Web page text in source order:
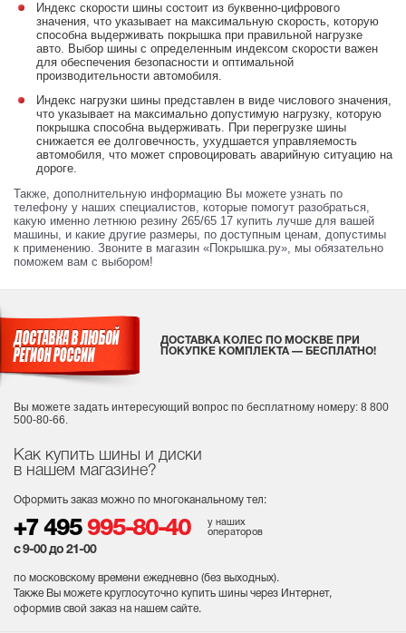
Индекс скорости шины состоит из буквенно-цифрового
значения, что указывает на максимальную скорость, которую
способна выдерживать покрышка при правильной нагрузке
авто. Выбор шины с определенным индексом скорости важен
для обеспечения безопасности и оптимальной
производительности автомобиля.
Индекс нагрузки шины представлен в виде числового значения,
что указывает на максимально допустимую нагрузку, которую
покрышка способна выдерживать. При перегрузке шины
снижается ее долговечность, ухудшается управляемость
автомобиля, что может спровоцировать аварийную ситуацию на
дороге.
Также, дополнительную информацию Вы можете узнать по
телефону у наших специалистов, которые помогут разобраться,
какую именно летнюю резину 265/65 17 купить лучше для вашей
машины, и какие другие размеры, по доступным ценам, допустимы
к применению. Звоните в магазин «Покрышка.ру», мы обязательно
поможем вам с выбором!
Как купить шины и диски
в нашем магазине?
Оформить заказ можно по многоканальному тел:
+7 495 995-80-40
у наших
операторов
с 9-00 до 21-00
по московскому времени ежедневно (без выходных).
Также Вы можете круглосуточно купить шины через Интернет,
оформив свой заказ на нашем сайте.
ДОСТАВКА КОЛЕС ПО МОСКВЕ ПРИ
ПОКУПКЕ КОМПЛЕКТА — БЕСПЛАТНО!
Вы можете задать интересующий вопрос по бесплатному номеру: 8 800
500-80-66.